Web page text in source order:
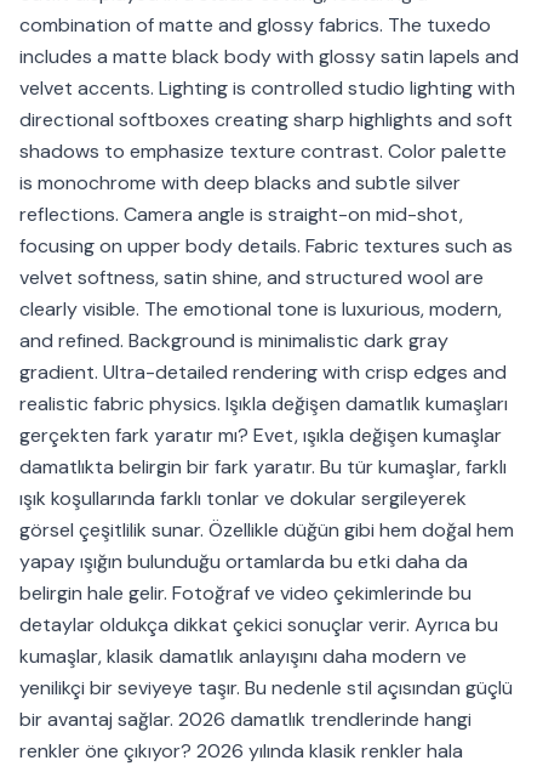
combination of matte and glossy fabrics. The tuxedo
includes a matte black body with glossy satin lapels and
velvet accents. Lighting is controlled studio lighting with
directional softboxes creating sharp highlights and soft
shadows to emphasize texture contrast. Color palette
is monochrome with deep blacks and subtle silver
reflections. Camera angle is straight-on mid-shot,
focusing on upper body details. Fabric textures such as
velvet softness, satin shine, and structured wool are
clearly visible. The emotional tone is luxurious, modern,
and refined. Background is minimalistic dark gray
gradient. Ultra-detailed rendering with crisp edges and
realistic fabric physics. Işıkla değişen damatlık kumaşları
gerçekten fark yaratır mı? Evet, ışıkla değişen kumaşlar
damatlıkta belirgin bir fark yaratır. Bu tür kumaşlar, farklı
ışık koşullarında farklı tonlar ve dokular sergileyerek
görsel çeşitlilik sunar. Özellikle düğün gibi hem doğal hem
yapay ışığın bulunduğu ortamlarda bu etki daha da
belirgin hale gelir. Fotoğraf ve video çekimlerinde bu
detaylar oldukça dikkat çekici sonuçlar verir. Ayrıca bu
kumaşlar, klasik damatlık anlayışını daha modern ve
yenilikçi bir seviyeye taşır. Bu nedenle stil açısından güçlü
bir avantaj sağlar. 2026 damatlık trendlerinde hangi
renkler öne çıkıyor? 2026 yılında klasik renkler hala